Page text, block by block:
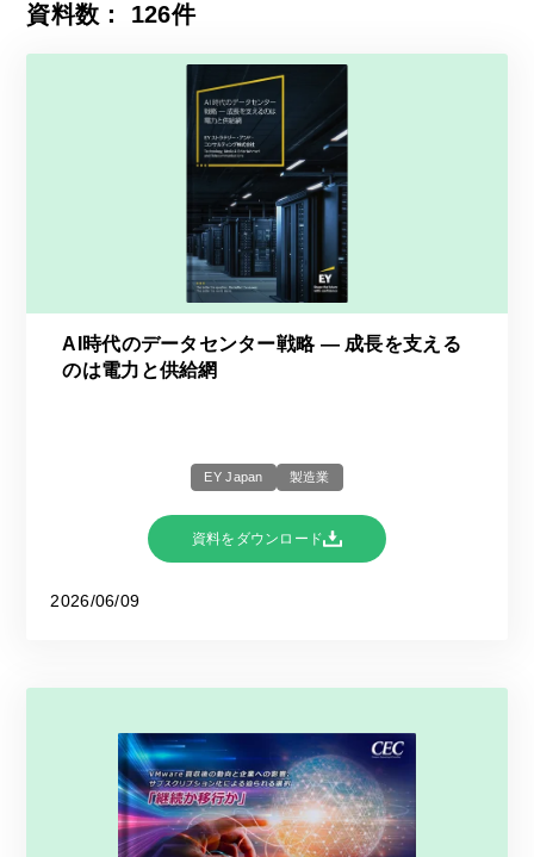
資料数： 126件
AI時代のデータセンター戦略 ― 成長を支える
のは電力と供給網
EY Japan 製造業
資料をダウンロード
2026/06/09